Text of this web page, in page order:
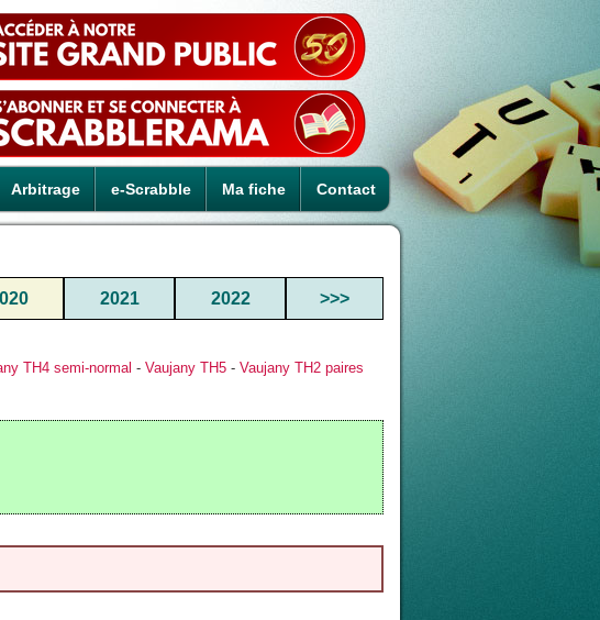
Arbitrage e-Scrabble Ma fiche Contact
2021 2022 >>>
TH4 semi-normal - Vaujany TH5 - Vaujany TH2 paires